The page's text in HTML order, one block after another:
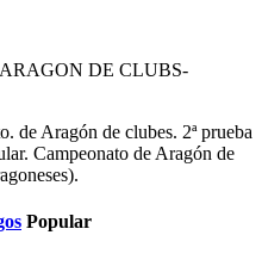
DE CLUBS-
de Aragón de clubes. 2ª prueba
Campeonato de Aragón de
Popular